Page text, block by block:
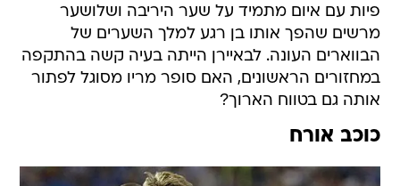
פיות עם איום מתמיד על שער היריבה ושלושער
מרשים שהפך אותו בן רגע למלך השערים של
הבווארים העונה. לבאיירן הייתה בעיה קשה בהתקפה
במחזורים הראשונים, האם סופר מריו מסוגל לפתור
אותה גם בטווח הארוך?
כוכב אורח